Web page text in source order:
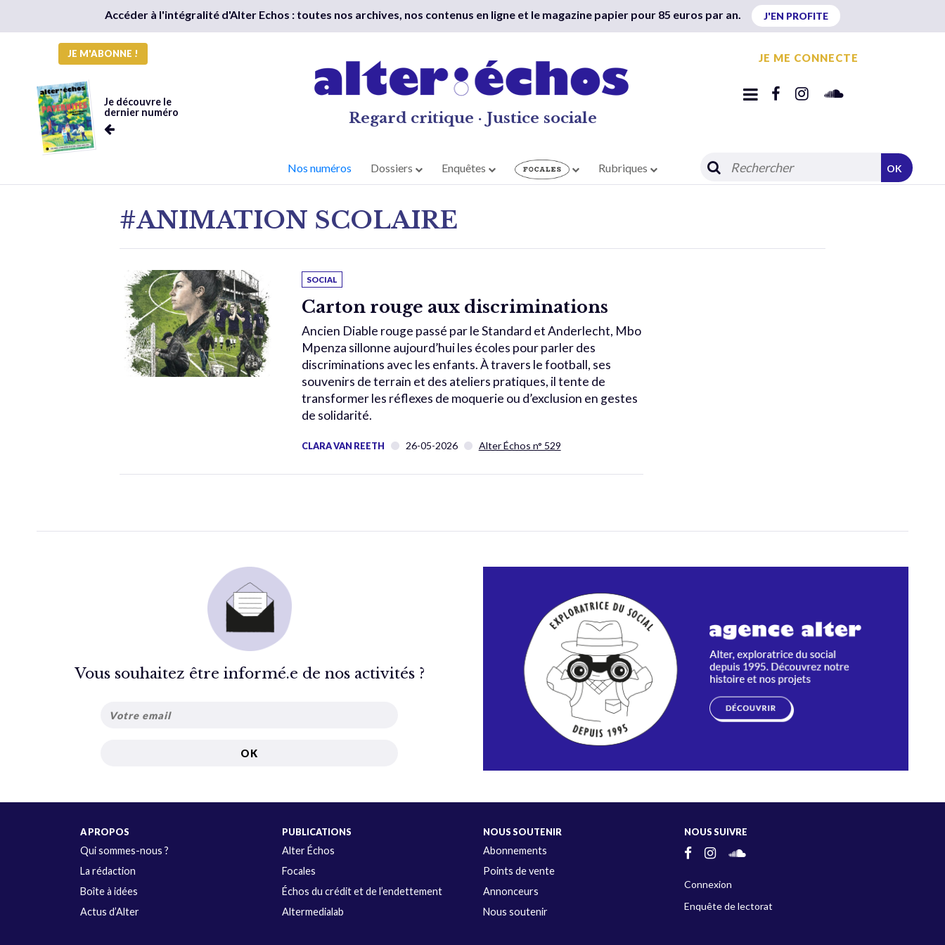
Accéder à l'intégralité d'Alter Echos : toutes nos archives, nos contenus en ligne et le magazine papier pour 85 euros par an. J'EN PROFITE
JE M'ABONNE !
Je découvre le
dernier numéro
Regard critique · Justice sociale
JE ME CONNECTE
Nos numéros Dossiers Enquêtes Rubriques OK
#ANIMATION SCOLAIRE
SOCIAL
Carton rouge aux discriminations
Ancien Diable rouge passé par le Standard et Anderlecht, Mbo
Mpenza sillonne aujourd’hui les écoles pour parler des
discriminations avec les enfants. À travers le football, ses
souvenirs de terrain et des ateliers pratiques, il tente de
transformer les réflexes de moquerie ou d’exclusion en gestes
de solidarité.
CLARA VAN REETH 26-05-2026 Alter Échos n° 529
Vous souhaitez être informé.e de nos activités ?
A PROPOS
Qui sommes-nous ?
La rédaction
Boîte à idées
Actus d’Alter
PUBLICATIONS
Alter Échos
Focales
Échos du crédit et de l’endettement
Altermedialab
NOUS SOUTENIR
Abonnements
Points de vente
Annonceurs
Nous soutenir
NOUS SUIVRE
Connexion
Enquête de lectorat